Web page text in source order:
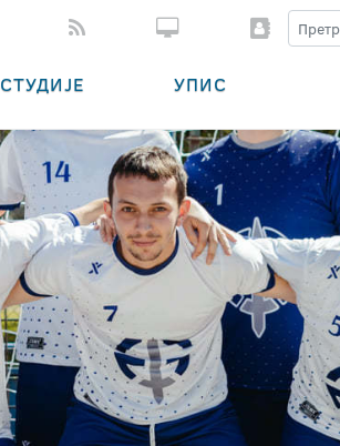
СТУДИЈЕ УПИС